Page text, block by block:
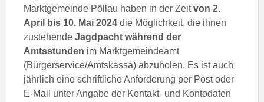
Marktgemeinde Pöllau haben in der Zeitvon 2.
April bis 10. Mai 2024 die Möglichkeit, die ihnen
zustehende Jagdpacht während der
Amtsstunden im Marktgemeindeamt
(Bürgerservice/Amtskassa) abzuholen. Es ist auch
jährlich eine schriftliche Anforderung per Post oder
E-Mail unter Angabe der Kontakt- und Kontodaten